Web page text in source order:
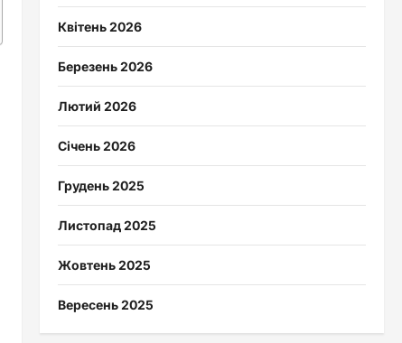
Квітень 2026
Березень 2026
Лютий 2026
Січень 2026
Грудень 2025
Листопад 2025
Жовтень 2025
Вересень 2025